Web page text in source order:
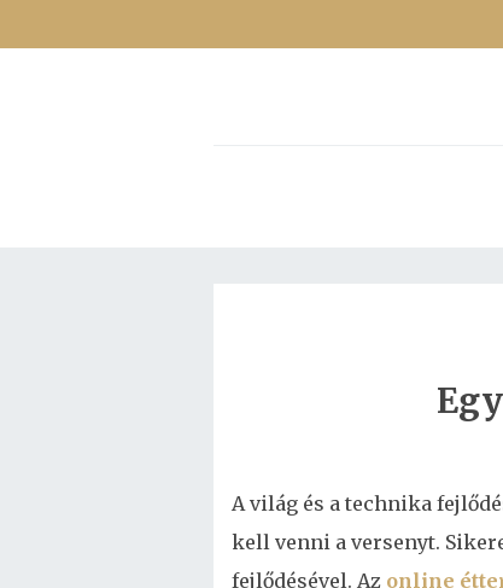
A világ és a technika
kell venni a versenyt.
fejlődésével. Az online